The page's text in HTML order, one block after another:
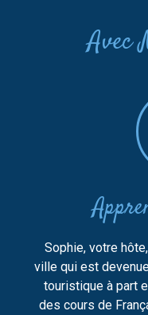
Avec
Sophie, votre
ville qui est
touristique à part
des cours de